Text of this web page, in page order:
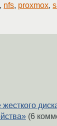
, nfs, proxmox,
жесткого
(6